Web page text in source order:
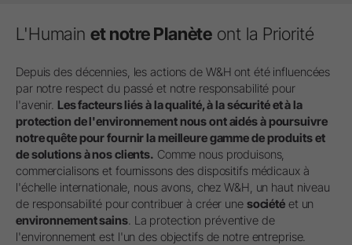
L'Humain et notre Planète ont la Priorité
Depuis des décennies, les actions de W&H ont été influencées
par notre respect du passé et notre responsabilité pour
l'avenir. Les facteurs liés à la qualité, à la sécurité et à la
protection de l'environnement nous ont aidés à poursuivre
notre quête pour fournir la meilleure gamme de produits et
de solutions à nos clients. Comme nous produisons,
commercialisons et fournissons des dispositifs médicaux à
l'échelle internationale, nous avons, chez W&H, un haut niveau
de responsabilité pour contribuer à créer une société et un
environnement sains. La protection préventive de
l'environnement est l'un des objectifs de notre entreprise.